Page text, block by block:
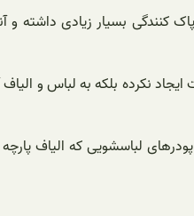
پاک کنندگی بسیار زیادی
حساسیت ایجاد نکرده بلکه به
لباسشویی که الیاف